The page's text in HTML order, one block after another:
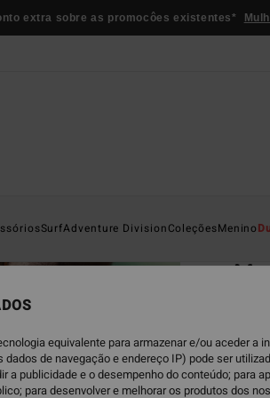
extra sobre as promocôes existentes*
SurfAdventure DivisionColeçõesMenino
ECO-
equivalente para armazenar e/ou aceder a
de navegação e endereço IP) pode ser
a publicidade e o desempenho do conteúdo; para
para desenvolver e melhorar os produtos dos